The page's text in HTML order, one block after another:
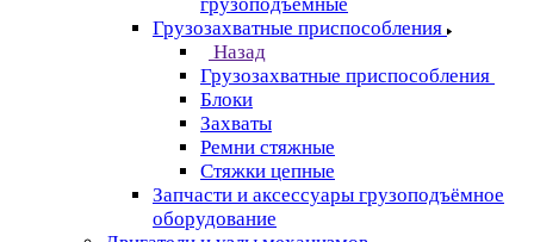
Грузозахватные приспособления
Назад
Грузозахватные приспособления
Блоки
Захваты
Ремни стяжные
Стяжки цепные
Запчасти и аксессуары грузоподъёмное
оборудование